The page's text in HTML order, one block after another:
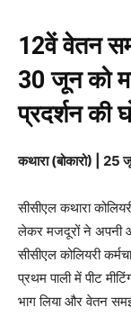
12वें वेतन
30 जून को
प्रदर्शन की
कथारा (बोकारो) |
सीसीएल कथारा
लेकर मजदूरों ने अपनी
सीसीएल कोलियरी
प्रथम पाली में पीट
भाग लिया और वेतन